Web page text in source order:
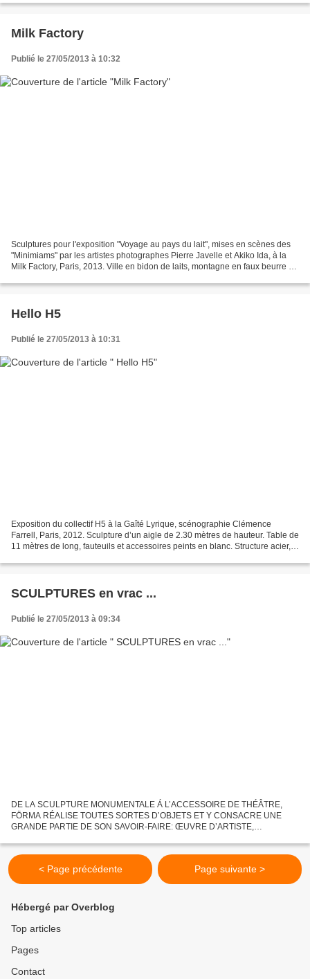
Milk Factory
Publié le 27/05/2013 à 10:32
Sculptures pour l'exposition "Voyage au pays du lait", mises en scènes des
"Minimiams" par les artistes photographes Pierre Javelle et Akiko Ida, à la
Milk Factory, Paris, 2013. Ville en bidon de laits, montagne en faux beurre et
Hello H5
Publié le 27/05/2013 à 10:31
Exposition du collectif H5 à la Gaîté Lyrique, scénographie Clémence
Farrell, Paris, 2012. Sculpture d’un aigle de 2.30 mètres de hauteur. Table de
11 mètres de long, fauteuils et accessoires peints en blanc. Structure acier,
SCULPTURES en vrac ...
Publié le 27/05/2013 à 09:34
DE LA SCULPTURE MONUMENTALE Á L’ACCESSOIRE DE THÉÂTRE,
FÖRMA RÉALISE TOUTES SORTES D’OBJETS ET Y CONSACRE UNE
GRANDE PARTIE DE SON SAVOIR-FAIRE: ŒUVRE D’ARTISTE,
DESIGNERS, LES PROJETS SONT AINSI...
< Page précédente Page suivante >
Hébergé par Overblog
Top articles
Pages
Contact